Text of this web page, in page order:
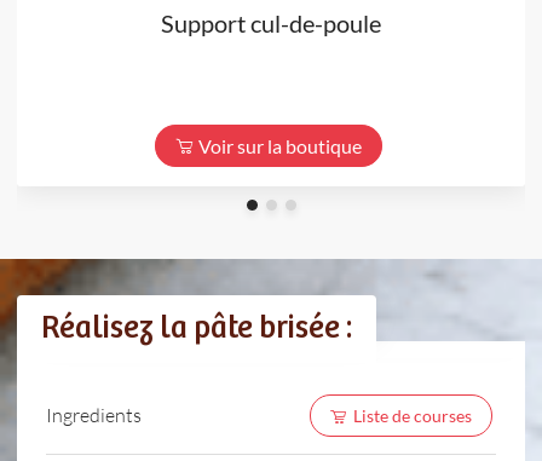
Support cul-de-poule
Voir sur la boutique
Réalisez la pâte brisée :
Ingredients Liste de courses